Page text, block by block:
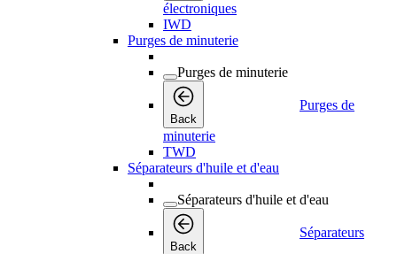
électroniques
IWD
Purges de minuterie
Purges de minuterie
Back
Purges de
minuterie
TWD
Séparateurs d'huile et d'eau
Séparateurs d'huile et d'eau
Back
Séparateurs